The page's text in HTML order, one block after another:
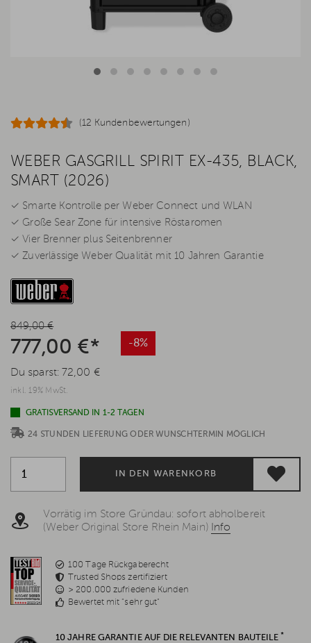
(12 Kundenbewertungen)
WEBER GASGRILL SPIRIT EX-435, BLACK,
SMART (2026)
✓ Smarte Kontrolle per Weber Connect und WLAN
✓ Große Sear Zone für intensive Röstaromen
✓ Vier Brenner plus Seitenbrenner
✓ Zuverlässige Weber Qualität mit 10 Jahren Garantie
849,00 €
777,00 €* -8%
Du sparst:72,00 €
inkl. 19% MwSt.
GRATISVERSAND IN 1-2 TAGEN
24 STUNDEN LIEFERUNG ODER WUNSCHTERMIN MÖGLICH
IN DEN WARENKORB
Vorrätig im Store Gründau: sofort abholbereit
(Weber Original Store Rhein Main) Info
100 Tage Rückgaberecht
Trusted Shops zertifiziert
> 200.000 zufriedene Kunden
Bewertet mit "sehr gut"
10 JAHRE GARANTIE AUF DIE RELEVANTEN BAUTEILE *